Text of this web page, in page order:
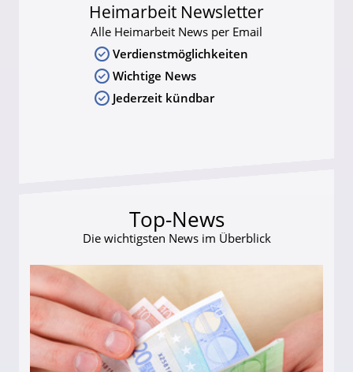
Heimarbeit Newsletter
Alle Heimarbeit News per Email
Verdienstmöglichkeiten
Wichtige News
Jederzeit kündbar
Top-News
Die wichtigsten News im Überblick